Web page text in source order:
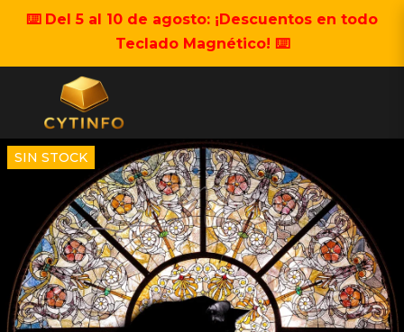
⌨️ Del 5 al 10 de agosto: ¡Descuentos en todo
Teclado Magnético! ⌨️
SIN STOCK